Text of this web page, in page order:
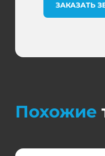
ЗАКАЗАТЬ
Похожие